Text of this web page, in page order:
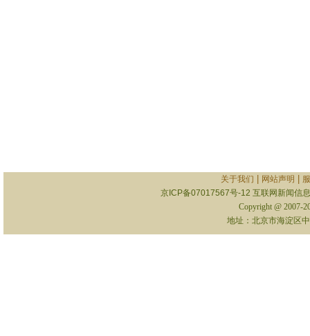
关于我们 网站声明
京ICP备07017567号-12 互联网新闻信
Copyright @ 2007-
地址：北京市海淀区